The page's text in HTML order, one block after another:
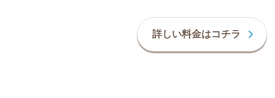
詳しい料金はコチラ